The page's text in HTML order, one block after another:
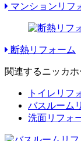
マンションリフ
断熱リフォーム
関連するニッカ
トイレリフ
バスルーム
洗面リフォ